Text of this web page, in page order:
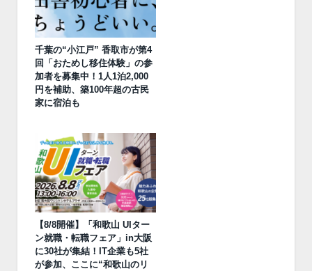
千葉の“小江戸” 香取市が第4
回「おためし移住体験」の参
加者を募集中！1人1泊2,000
円を補助、築100年超の古民
家に宿泊も
【8/8開催】「和歌山 UIター
ン就職・転職フェア」in大阪
に30社が集結！IT企業も5社
が参加、ここに“和歌山のリ